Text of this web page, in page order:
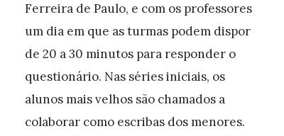
Ferreira de Paulo, e com os professores
um dia em que as turmas podem dispor
de 20 a 30 minutos para responder o
questionário. Nas séries iniciais, os
alunos mais velhos são chamados a
colaborar como escribas dos menores.